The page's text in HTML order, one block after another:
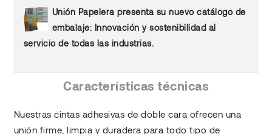
Unión Papelera presenta su nuevo catálogo de
embalaje: Innovación y sostenibilidad al
servicio de todas las industrias.
Características técnicas
Nuestras cintas adhesivas de doble cara ofrecen una
unión firme, limpia y duradera para todo tipo de